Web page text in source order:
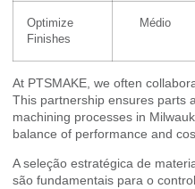
Optimize
Finishes
Médio
At PTSMAKE, we often
This partnership ensures parts
machining processes in
balance of performance and
A seleção estratégica de
são fundamentais para o